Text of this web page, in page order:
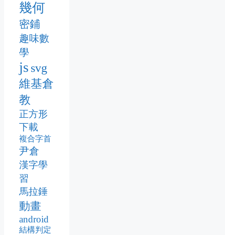
幾何
密鋪
趣味數
學
js svg
維基倉
教
正方形
下載
複合字首
尹倉
漢字學
習
馬拉錘
動畫
android
結構判定